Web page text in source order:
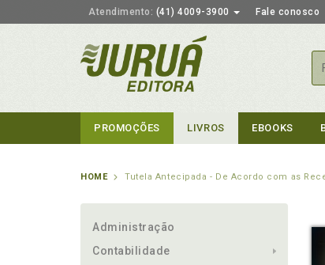
Atendimento: (41) 4009-3900 Fale conosco
PROMOÇÕES LIVROS EBOOKS
HOME Tutela Antecipada - De Acordo com as
Administração
Contabilidade